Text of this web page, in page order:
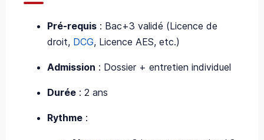
Pré-requis : Bac+3 validé (Licence de
droit, DCG, Licence AES, etc.)
Admission : Dossier + entretien individuel
Durée : 2 ans
Rythme :